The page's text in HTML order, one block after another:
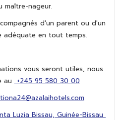
maître-nageur.
d'un parent ou d'un
adéquate en tout temps.
vous seront utiles, nous
au
+245 95 580 30 00
Luzia Bissau, Guinée-Bissau